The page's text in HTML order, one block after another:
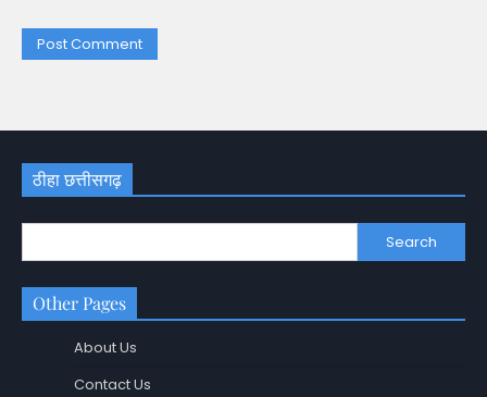
ठीहा छत्तीसगढ़
Search
Other Pages
About Us
Contact Us